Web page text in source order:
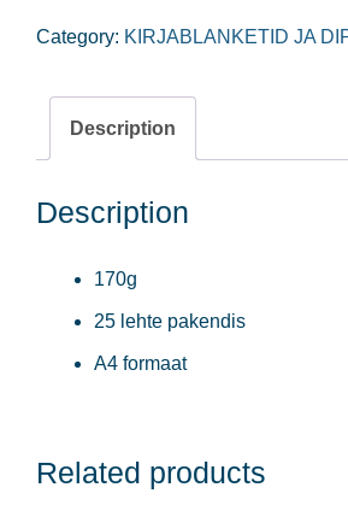
quantity
Category: KIRJABLANKETID JA
Description
Description
170g
25 lehte pakendis
A4 formaat
Related products